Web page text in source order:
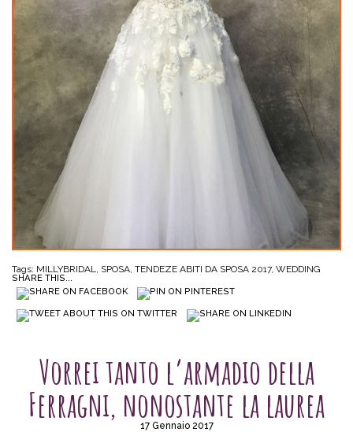
Tags: MILLYBRIDAL, SPOSA, TENDEZE ABITI DA SPOSA 2017, WEDDING
SHARE THIS...
Vorrei tanto l’armadio della
Ferragni, nonostante la laurea
17 Gennaio 2017